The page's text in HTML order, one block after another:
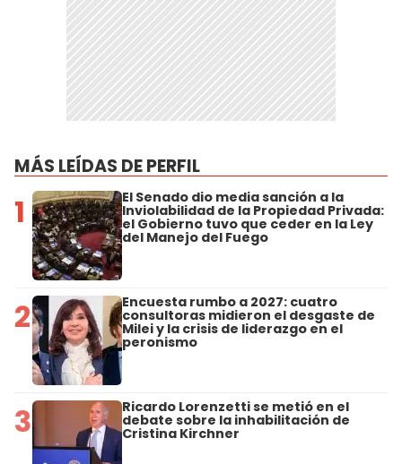
MÁS LEÍDAS DE PERFIL
1 El Senado dio media sanción a la
Inviolabilidad de la Propiedad Privada:
el Gobierno tuvo que ceder en la Ley
del Manejo del Fuego
2 Encuesta rumbo a 2027: cuatro
consultoras midieron el desgaste de
Milei y la crisis de liderazgo en el
peronismo
3 Ricardo Lorenzetti se metió en el
debate sobre la inhabilitación de
Cristina Kirchner